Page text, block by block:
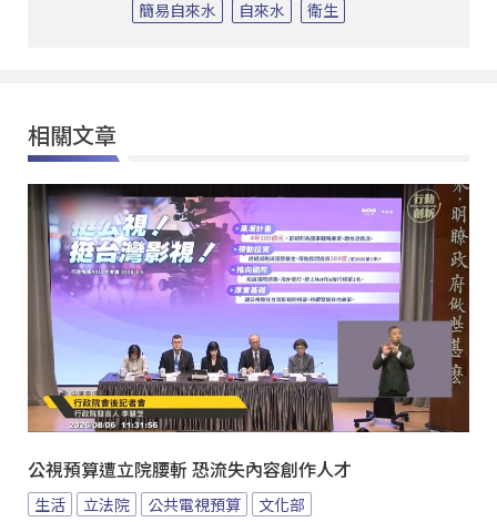
簡易自來水
自來水 衛生
相關文章
公視預算遭立院腰斬 恐流失內容創作人才
生活 立法院 公共電視預算 文化部